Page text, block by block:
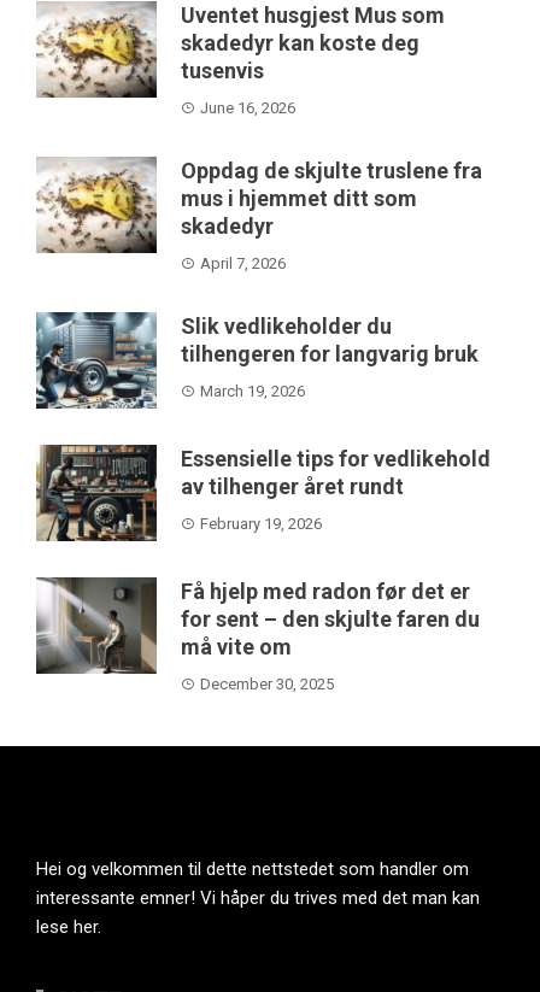
Uventet husgjest Mus som
skadedyr kan koste deg
tusenvis
June 16, 2026
Oppdag de skjulte truslene fra
mus i hjemmet ditt som
skadedyr
April 7, 2026
Slik vedlikeholder du
tilhengeren for langvarig bruk
March 19, 2026
Essensielle tips for vedlikehold
av tilhenger året rundt
February 19, 2026
Få hjelp med radon før det er
for sent – den skjulte faren du
må vite om
December 30, 2025
Hei og velkommen til dette nettstedet som handler om
interessante emner! Vi håper du trives med det man kan
lese her.